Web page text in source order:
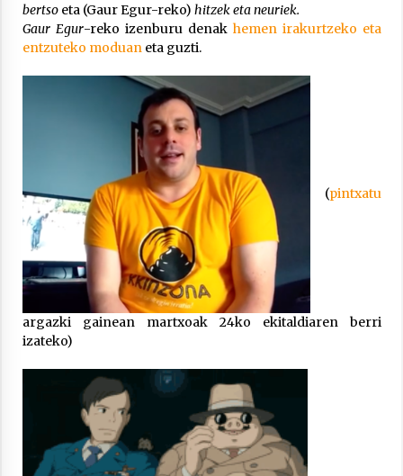
Berria egunkarian elkarrizketa
Arrosaren 20 urteez
2021/07/06
Hala Bedi irratiko Hizpidea saioan
Arrosaren 20 urteez
2021/07/03
2021/07/01
bertsoeta (Gaur Egur-reko) hitzek eta neuriek.
Gaur Egur-reko izenburu denak hemen irakurtzeko eta
entzuteko moduaneta guzti.
(pintxatu
argazki gainean martxoak 24ko ekitaldiaren berri
izateko)